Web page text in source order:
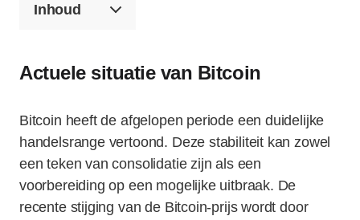
Inhoud
Actuele situatie van Bitcoin
Bitcoin heeft de afgelopen periode een duidelijke
handelsrange vertoond. Deze stabiliteit kan zowel
een teken van consolidatie zijn als een
voorbereiding op een mogelijke uitbraak. De
recente stijging van de Bitcoin-prijs wordt door